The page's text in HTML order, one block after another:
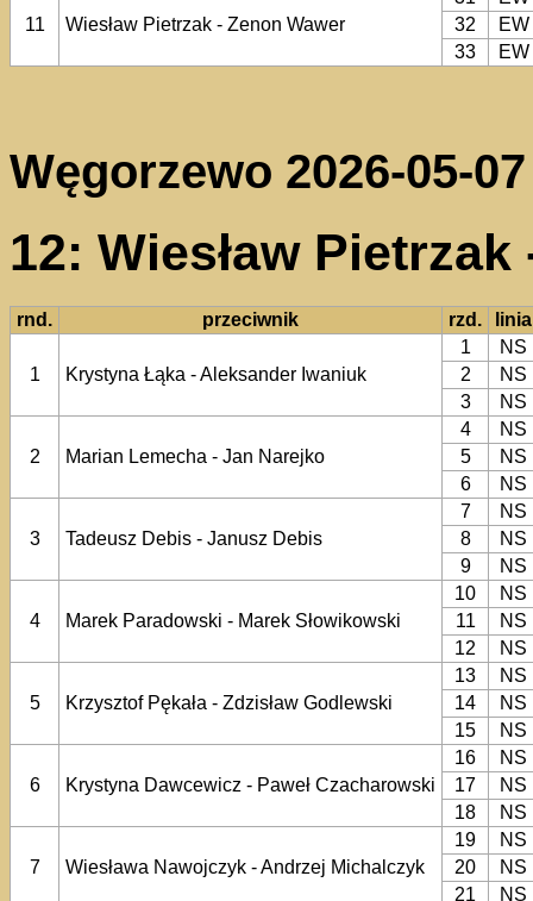
11 Wiesław Pietrzak - Zenon Wawer
32
EW
33
EW
Węgorzewo 2026-05-07
12: Wiesław
rnd. przeciwnik rzd. linia
1 Krystyna Łąka - Aleksander Iwaniuk
1
NS
2
NS
3
NS
2 Marian Lemecha - Jan Narejko
4
NS
5
NS
6
NS
3 Tadeusz Debis - Janusz Debis
7
NS
8
NS
9
NS
4 Marek Paradowski - Marek Słowikowski
10
NS
11
NS
12
NS
5 Krzysztof Pękała - Zdzisław Godlewski
13
NS
14
NS
15
NS
6 Krystyna Dawcewicz - Paweł Czacharowski
16
NS
17
NS
18
NS
7 Wiesława Nawojczyk - Andrzej Michalczyk
19
NS
20
NS
21
NS